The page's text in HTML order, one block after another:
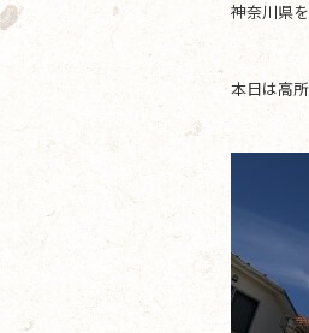
b
o
o
k
神奈川県
本日は高